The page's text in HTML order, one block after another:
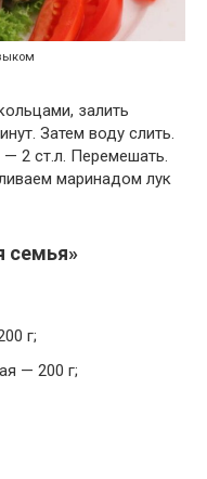
залить
Затем воду слить.
2 ст.л. Перемешать.
маринадом лук
семья»
г;
— 200 г;